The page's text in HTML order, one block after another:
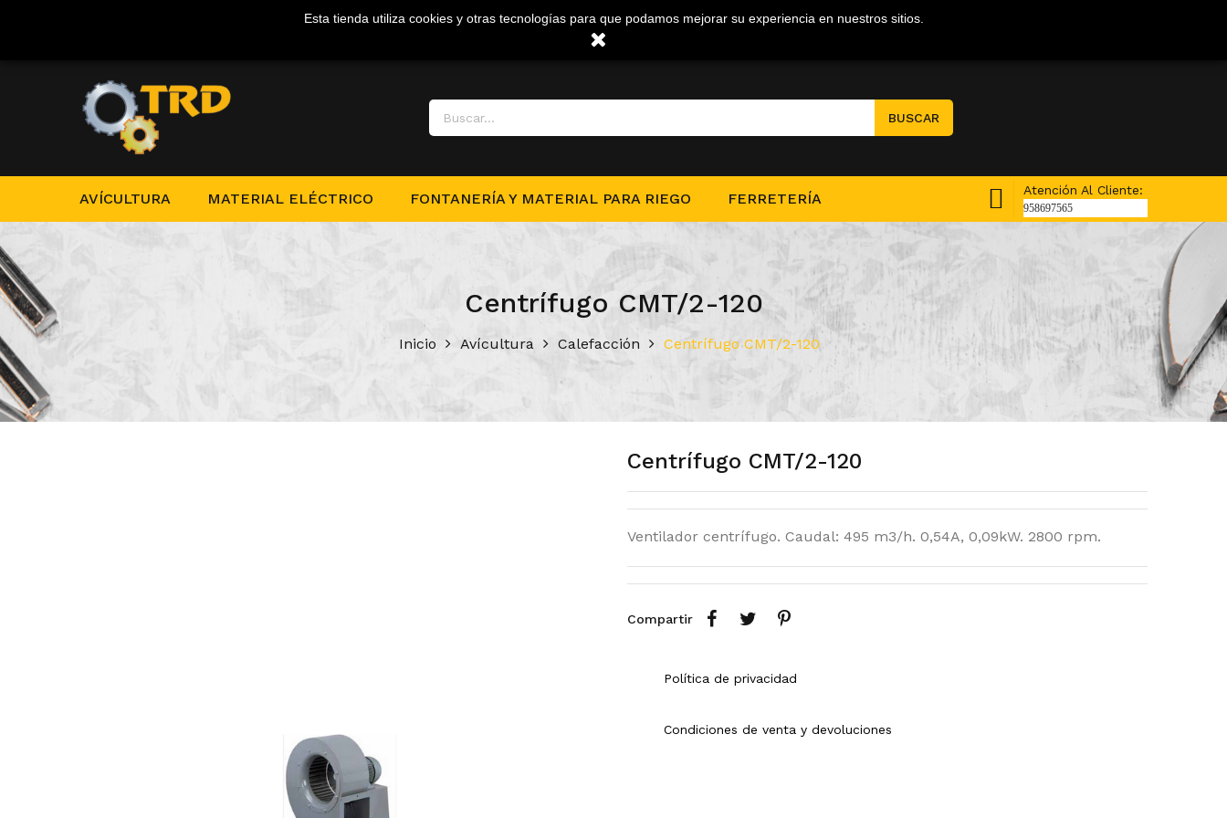
BUSCAR
AVÍCULTURA MATERIAL ELÉCTRICO FONTANERÍA Y MATERIAL PARA RIEGO FERRETERÍA Atención Al Cliente:
958697565
Centrífugo CMT/2-120
Inicio Avícultura Calefacción Centrífugo CMT/2-120
Centrífugo CMT/2-120
Ventilador centrífugo. Caudal: 495 m3/h. 0,54A, 0,09kW. 2800 rpm.
Compartir
Política de privacidad
Condiciones de venta y devoluciones
Esta tienda utiliza cookies y otras tecnologías para que podamos mejorar su experiencia en nuestros sitios.